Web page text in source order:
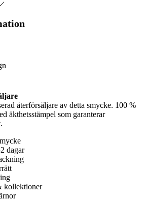
återförsäljare av detta smycke. 100 %
äkthetsstämpel som garanterar
dagar
kollektioner